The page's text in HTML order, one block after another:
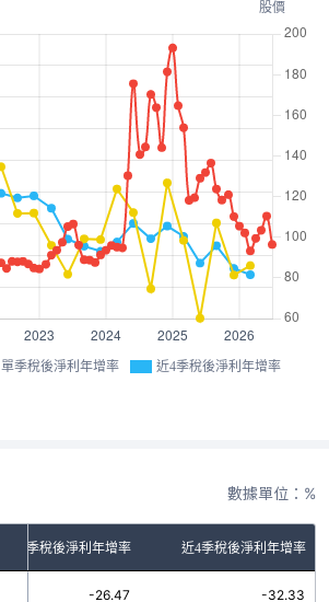
單季稅後淨利年增率 近4季稅後淨利年增率
數據單位：%
單季稅後淨利年增率 近4季稅後淨利年增率
-26.47 -32.33